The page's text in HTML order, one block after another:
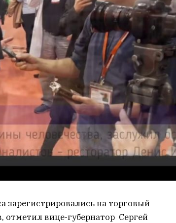
зарегистрировались на торговый
отметил вице-губернатор Сергей